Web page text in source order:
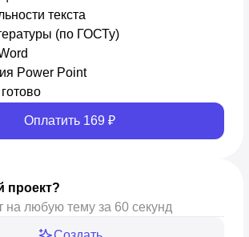
текста
(по ГОСТу)
Power Point
Оплатить 169 ₽
проект?
на любую тему за 60 секунд